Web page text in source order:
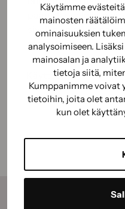
Käytämme
mainosten
ominaisuuksien
analysoimiseen.
mainosalan ja
tietoja siitä,
Kumppanimme voivat
tietoihin, joita olet
kun olet
pään yläpuolella,
sivellin on myös
maalataan
Käyttöohje
Käyttöturvallisuus